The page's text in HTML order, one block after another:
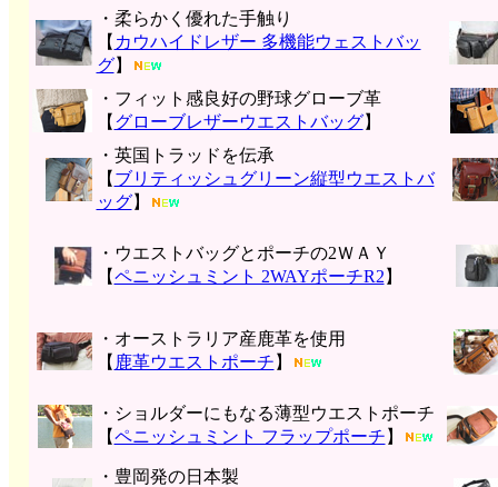
・柔らかく優れた手触り
【 カウハイドレザー 多機能ウェストバッ
グ】
・フィット感良好の野球グローブ革
【 グローブレザーウエストバッグ】
・英国トラッドを伝承
【 ブリティッシュグリーン縦型ウエストバ
ッグ】
・ウエストバッグとポーチの2ＷＡＹ
【ペニッシュミント 2WAYポーチR2 】
・オーストラリア産鹿革を使用
【 鹿革ウエストポーチ 】
・ショルダーにもなる薄型ウエストポーチ
【ペニッシュミント フラップポーチ 】
・豊岡発の日本製